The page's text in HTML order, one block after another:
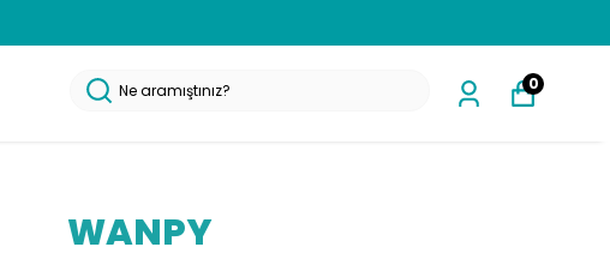
0
WANPY